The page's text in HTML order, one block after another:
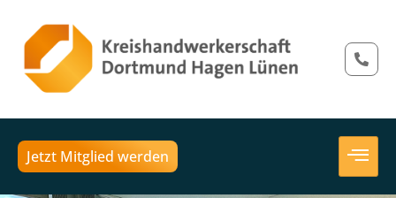
Jetzt Mitglied werden